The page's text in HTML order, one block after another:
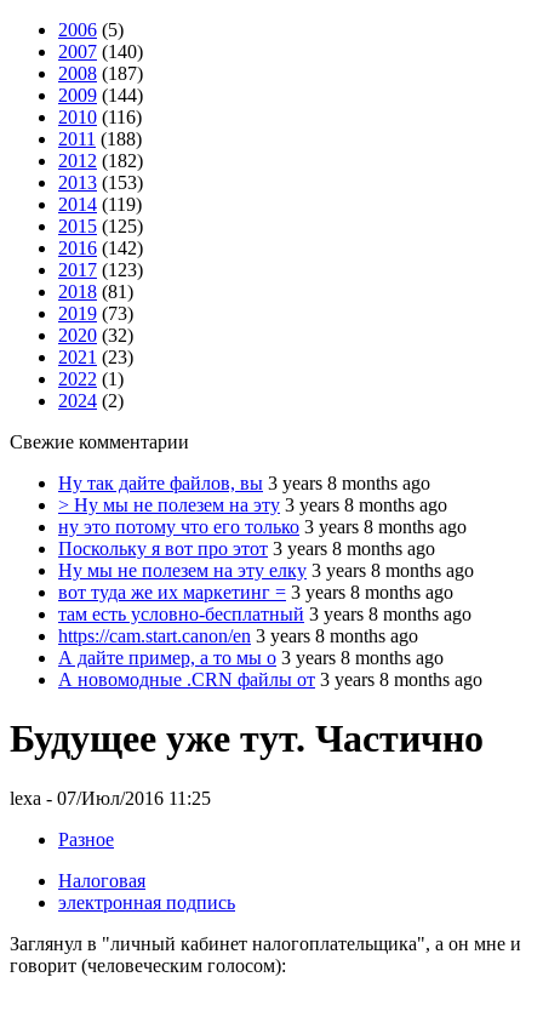
2006 (5)
2007 (140)
2008 (187)
2009 (144)
2010 (116)
2011 (188)
2012 (182)
2013 (153)
2014 (119)
2015 (125)
2016 (142)
2017 (123)
2018 (81)
2019 (73)
2020 (32)
2021 (23)
2022 (1)
2024 (2)
Свежие комментарии
Ну так дайте файлов, вы 3 years 8 months ago
> Ну мы не полезем на эту 3 years 8 months ago
ну это потому что его только 3 years 8 months ago
Поскольку я вот про этот 3 years 8 months ago
Ну мы не полезем на эту елку 3 years 8 months ago
вот туда же их маркетинг = 3 years 8 months ago
там есть условно-бесплатный 3 years 8 months ago
https://cam.start.canon/en 3 years 8 months ago
А дайте пример, а то мы о 3 years 8 months ago
А новомодные .CRN файлы от 3 years 8 months ago
Будущее уже тут. Частично
lexa - 07/Июл/2016 11:25
Разное
Налоговая
электронная подпись
Заглянул в "личный кабинет налогоплательщика", а он мне и
говорит (человеческим голосом):